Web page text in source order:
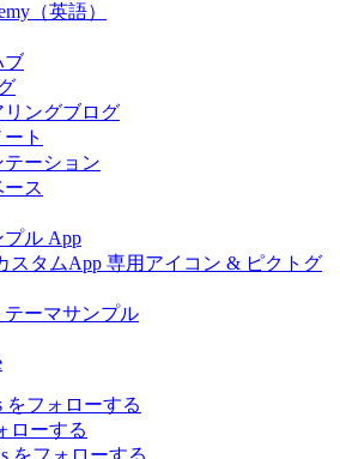
（英語）
ブ
リングブログ
ト
テーション
ス
ル App
スタムApp 専用アイコン & ピクトグ
テーマサンプル
をフォローする
ローする